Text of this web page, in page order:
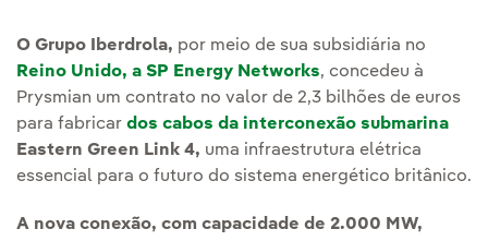
O Grupo Iberdrola, por meio de sua subsidiária no
Reino Unido, a SP Energy Networks, concedeu à
Prysmian um contrato no valor de 2,3 bilhões de euros
para fabricar dos cabos da interconexão submarina
Eastern Green Link 4, uma infraestrutura elétrica
essencial para o futuro do sistema energético britânico.
A nova conexão, com capacidade de 2.000 MW,